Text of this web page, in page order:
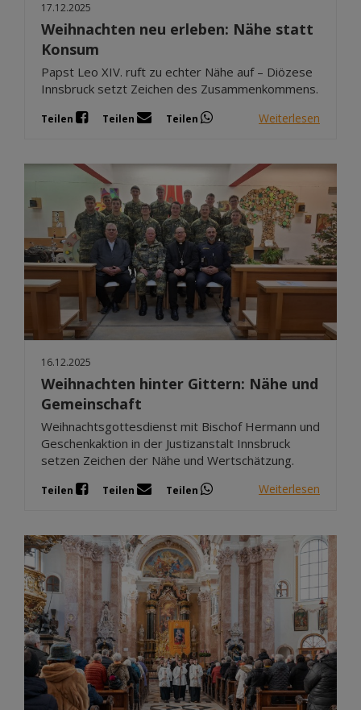
17.12.2025
Weihnachten neu erleben: Nähe statt
Konsum
Papst Leo XIV. ruft zu echter Nähe auf – Diözese
Innsbruck setzt Zeichen des Zusammenkommens.
Teilen Teilen Teilen Weiterlesen
16.12.2025
Weihnachten hinter Gittern: Nähe und
Gemeinschaft
Weihnachtsgottesdienst mit Bischof Hermann und
Geschenkaktion in der Justizanstalt Innsbruck
setzen Zeichen der Nähe und Wertschätzung.
Teilen Teilen Teilen Weiterlesen